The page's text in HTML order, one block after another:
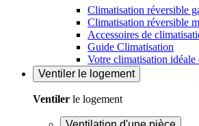
Climatisation réversible
Climatisation réversible
Accessoires de
Guide Climatisation
Votre climatisation idéale
Ventiler le logement
Ventiler le logement